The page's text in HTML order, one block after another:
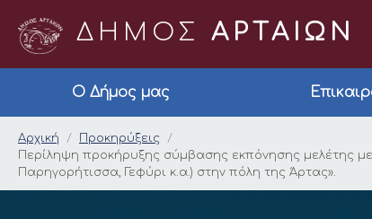
ΔΗΜΟΣ ΑΡΤΑΙΩΝ
Ο Δήμος μας
Περίληψη
Αρχική
Προκηρύξεις
Περίληψη προκήρυξης σύμβασης εκπόνησης μελέτης
Παρηγορήτισσα, Γεφύρι κ.α.) στην πόλη της Άρτας».